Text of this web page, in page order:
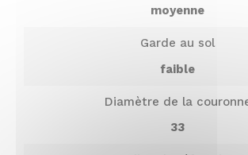
moyenne
Garde au sol
faible
Diamètre de la
33